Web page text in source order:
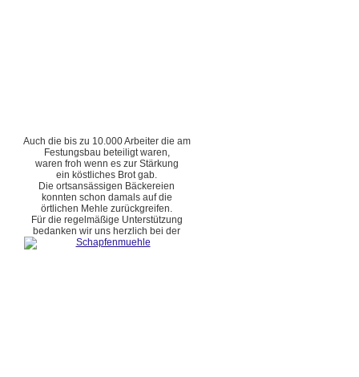
Auch die bis zu 10.000 Arbeiter die am
Festungsbau beteiligt waren,
waren froh wenn es zur Stärkung
ein köstliches Brot gab.
Die ortsansässigen Bäckereien
konnten schon damals auf die
örtlichen Mehle zurückgreifen.
Für die regelmäßige Unterstützung
bedanken wir uns herzlich bei der